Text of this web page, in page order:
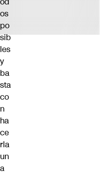
os
po
sib
les
y
ba
sta
co
n
ha
ce
rla
un
a